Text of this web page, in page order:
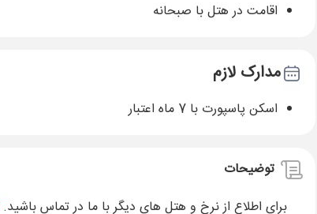
اقامت در هتل با صبحانه
مدارک لازم
اسکن پاسپورت با 7 ماه اعتبار
توضیحات
برای اطلاع از نرخ و هتل های دیگر با ما در تماس باشید.